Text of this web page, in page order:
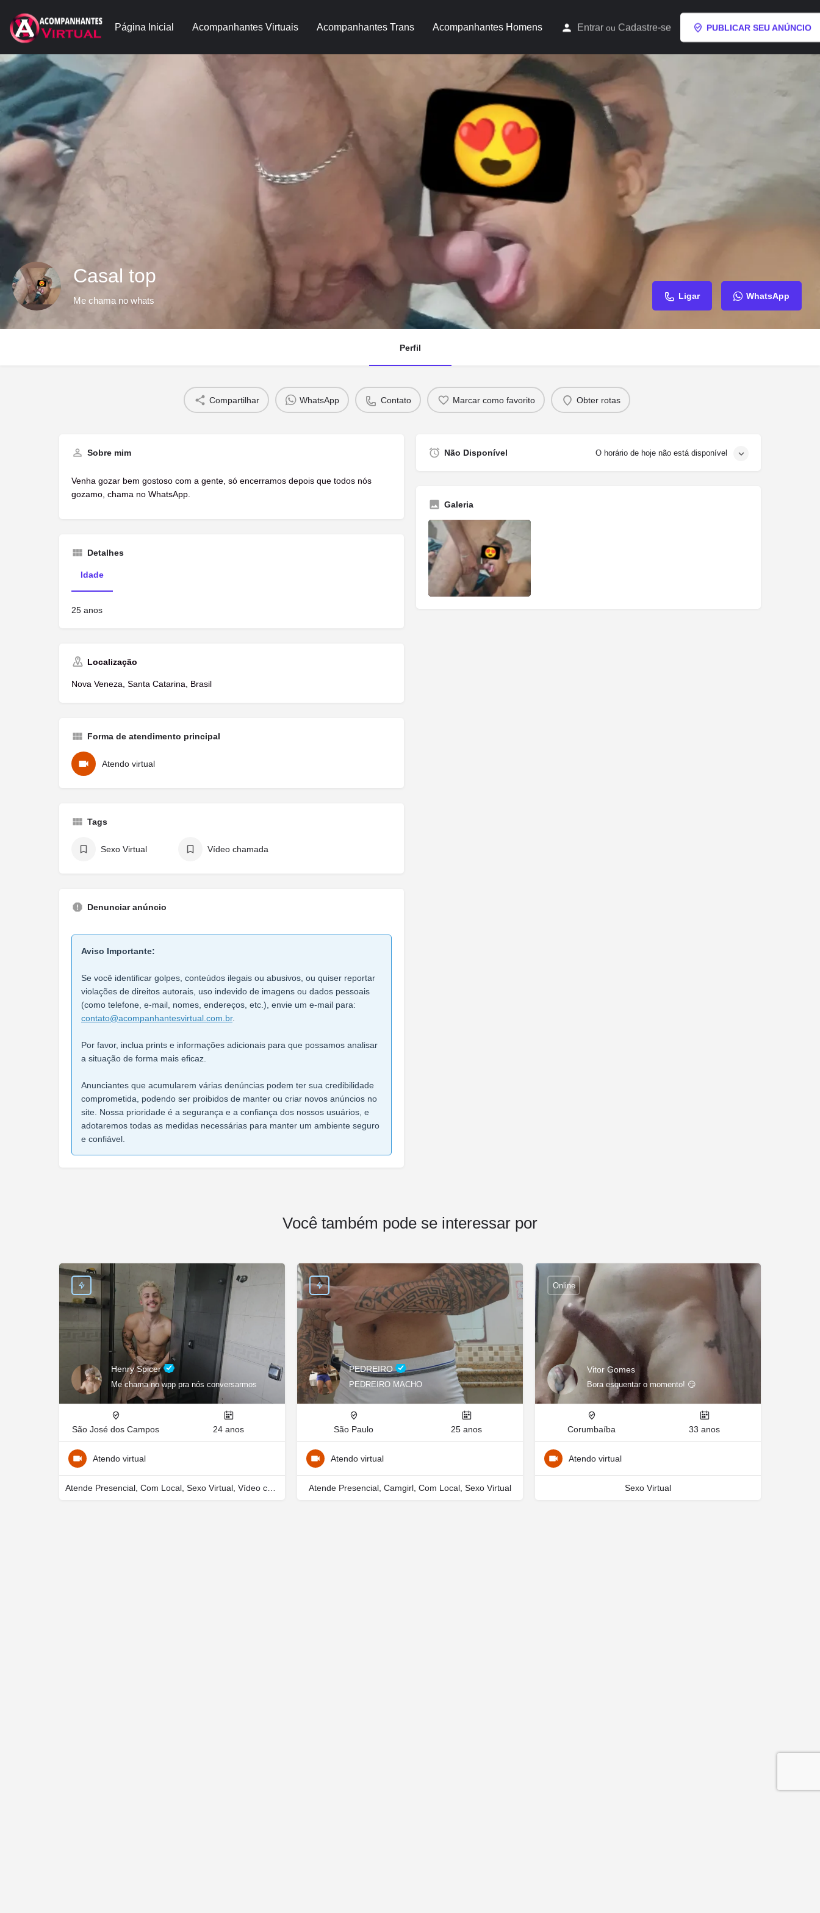
Página Inicial Acompanhantes Virtuais Acompanhantes Trans Acompanhantes Homens Entrar ou Cadastre-se PUBLICAR SEU ANÚNCIO
Casal top
Me chama no whats Ligar WhatsApp
Perfil
Compartilhar WhatsApp Contato Marcar como favorito Obter rotas
Sobre mim
Venha gozar bem gostoso com a gente, só encerramos depois que todos nós
gozamo, chama no WhatsApp.
Detalhes
Idade
25 anos
Localização
Nova Veneza, Santa Catarina, Brasil
Forma de atendimento principal
Atendo virtual
Tags
Sexo Virtual Vídeo chamada
Denunciar anúncio
Aviso Importante:
Se você identificar golpes, conteúdos ilegais ou abusivos, ou quiser reportar
violações de direitos autorais, uso indevido de imagens ou dados pessoais
(como telefone, e-mail, nomes, endereços, etc.), envie um e-mail para:
contato@acompanhantesvirtual.com.br.
Por favor, inclua prints e informações adicionais para que possamos analisar
a situação de forma mais eficaz.
Anunciantes que acumularem várias denúncias podem ter sua credibilidade
comprometida, podendo ser proibidos de manter ou criar novos anúncios no
site. Nossa prioridade é a segurança e a confiança dos nossos usuários, e
adotaremos todas as medidas necessárias para manter um ambiente seguro
e confiável.
Não Disponível O horário de hoje não está disponível
Galeria
Você também pode se interessar por
Henry Spicer
Me chama no wpp pra nós conversarmos
São José dos Campos 24 anos
Atendo virtual
PEDREIRO
PEDREIRO MACHO
São Paulo 25 anos
Atendo virtual
Atende Presencial, Camgirl, Com Local, Sexo Virtual
Vitor Gomes
Bora esquentar o momento! 😏
Online
Corumbaíba 33 anos
Atendo virtual
Sexo Virtual